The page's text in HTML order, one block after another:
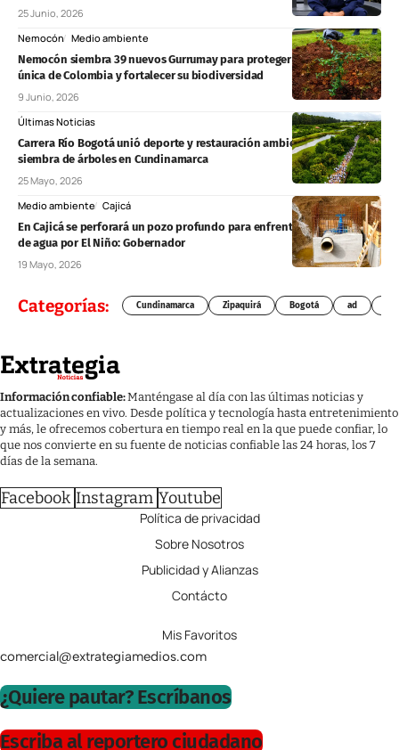
25 Junio, 2026
Nemocón Medio ambiente
Nemocón siembra 39 nuevos Gurrumay para proteger una especie
única de Colombia y fortalecer su biodiversidad
9 Junio, 2026
Últimas Noticias
Carrera Río Bogotá unió deporte y restauración ambiental con
siembra de árboles en Cundinamarca
25 Mayo, 2026
Medio ambiente Cajicá
En Cajicá se perforará un pozo profundo para enfrentar posible crisis
de agua por El Niño: Gobernador
19 Mayo, 2026
Categorías: Cundinamarca Zipaquirá Bogotá ad
Información confiable:Manténgase al día con las últimas noticias y
actualizaciones en vivo. Desde política y tecnología hasta entretenimiento
y más, le ofrecemos cobertura en tiempo real en la que puede confiar, lo
que nos convierte en su fuente de noticias confiable las 24 horas, los 7
días de la semana.
Facebook Instagram Youtube
Política de privacidad
Sobre Nosotros
Publicidad y Alianzas
Contácto
Mis Favoritos
comercial@extrategiamedios.com
¿Quiere pautar? Escríbanos
Escriba al reportero ciudadano